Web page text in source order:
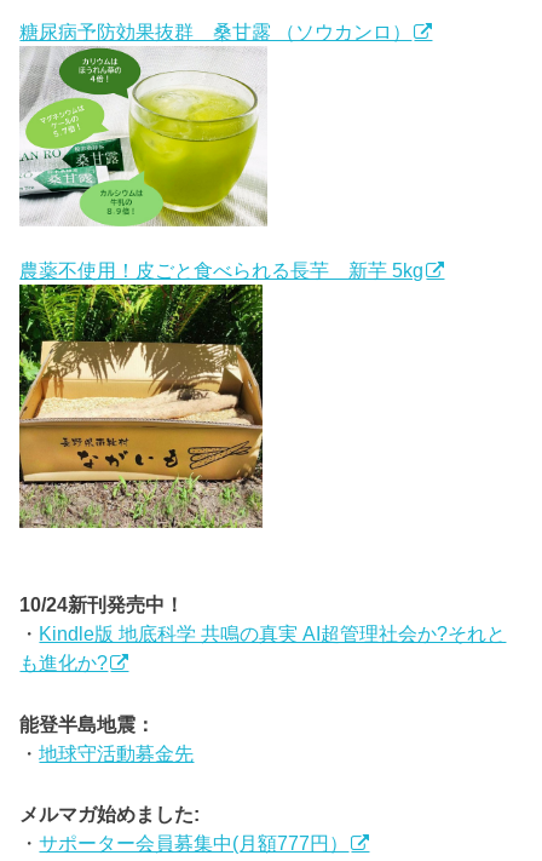
糖尿病予防効果抜群 桑甘露 （ソウカンロ）
農薬不使用！皮ごと食べられる長芋 新芋 5kg
10/24新刊発売中！
・ Kindle版 地底科学 共鳴の真実 AI超管理社会か?それと
も進化か?
能登半島地震：
・地球守活動募金先
メルマガ始めました:
・サポーター会員募集中(月額777円）